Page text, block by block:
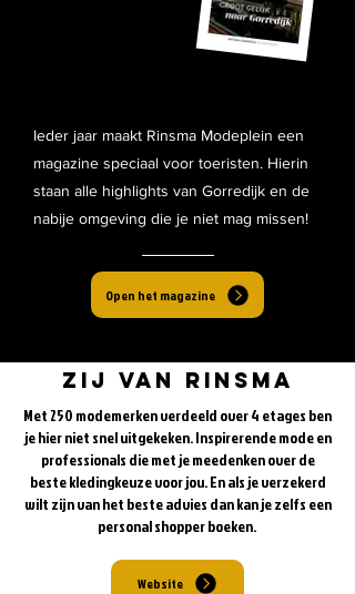
Ieder jaar maakt Rinsma Modeplein een
magazine speciaal voor toeristen. Hierin
staan alle highlights van Gorredijk en de
nabije omgeving die je niet mag missen!
Open het magazine
zij van rinsma
Met 250 modemerken verdeeld over 4 etages ben
je hier niet snel uitgekeken. Inspirerende mode en
professionals die met je meedenken over de
beste kledingkeuze voor jou. En als je verzekerd
wilt zijn van het beste advies dan kan je zelfs een
personal shopper boeken.
Website